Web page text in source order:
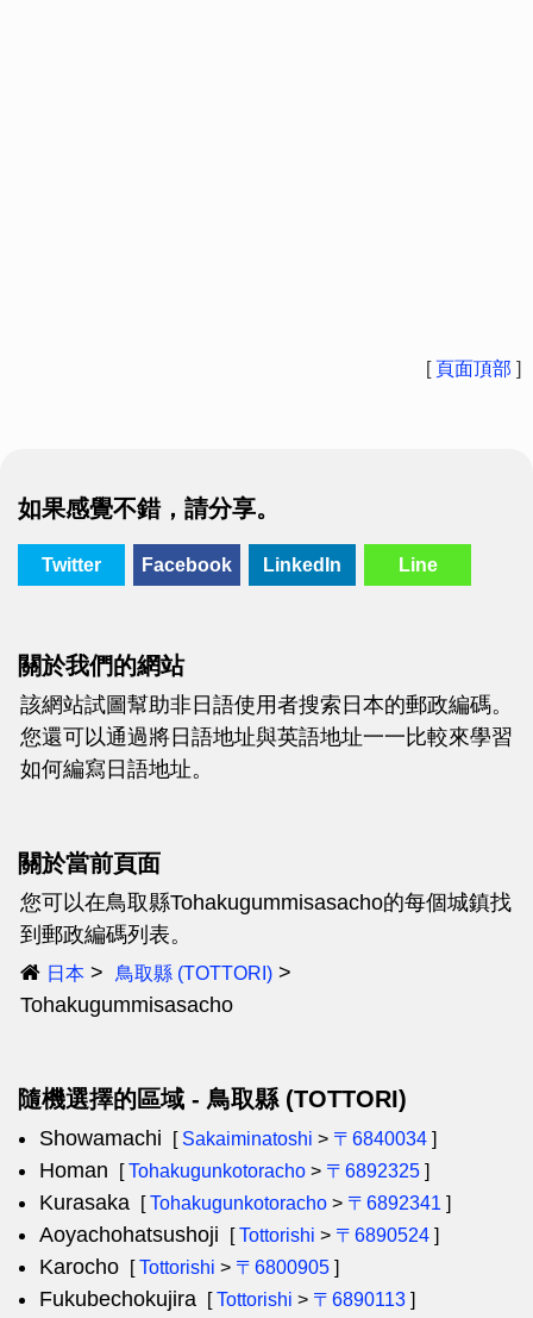
[ 頁面頂部 ]
如果感覺不錯，請分享。
Twitter Facebook LinkedIn Line
關於我們的網站
該網站試圖幫助非日語使用者搜索日本的郵政編碼。
您還可以通過將日語地址與英語地址一一比較來學習
如何編寫日語地址。
關於當前頁面
您可以在鳥取縣Tohakugummisasacho的每個城鎮找
到郵政編碼列表。
日本 鳥取縣 (TOTTORI)
Tohakugummisasacho
隨機選擇的區域 - 鳥取縣 (TOTTORI)
Showamachi [ Sakaiminatoshi > 〒6840034 ]
Homan [Tohakugunkotoracho > 〒6892325 ]
Kurasaka [Tohakugunkotoracho > 〒6892341 ]
Aoyachohatsushoji [Tottorishi > 〒6890524 ]
Karocho [Tottorishi > 〒6800905 ]
Fukubechokujira [Tottorishi > 〒6890113 ]